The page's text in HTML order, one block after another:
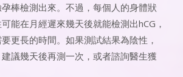
棒檢測出來。不過，每個人的身體狀
能在月經遲來幾天後就能檢測出hCG，
更長的時間。如果測試結果為陰性，
議幾天後再測一次，或者諮詢醫生獲